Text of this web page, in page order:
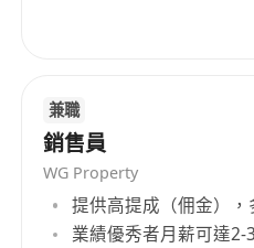
粵語流利，可自然運
熱愛寵物，對寵物用
認識者優先考慮。
形象整潔、態度積極
抗壓性，能適應展覽
工作環境。
兼職
銷售員
WG Property
提供高提成（佣金），
業績優秀者月薪可達2-